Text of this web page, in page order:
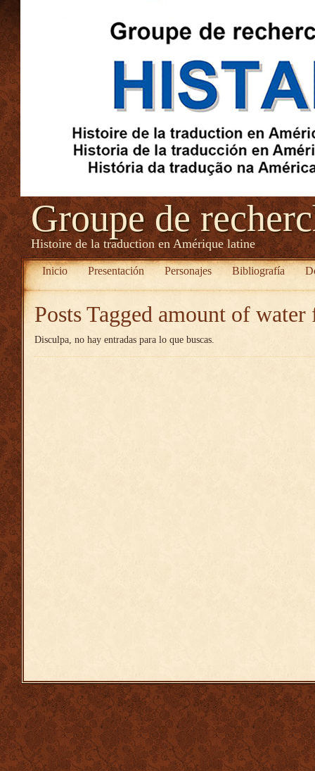
Groupe de
Histoire de la traduction en Amérique latine
Inicio Presentación Personajes Bibliografía
Posts Tagged amount of
Disculpa, no hay entradas para lo que buscas.